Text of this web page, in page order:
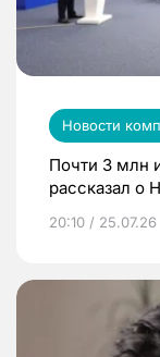
Новости
Почти 3 млн
рассказал о
20:10 / 25.07.26